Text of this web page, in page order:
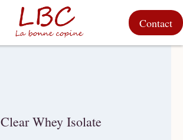
Contact
Clear Whey Isolate